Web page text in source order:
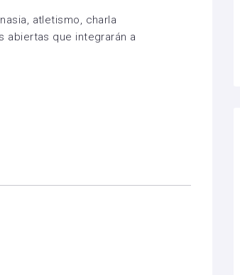
atletismo, charla
abiertas que integrarán a